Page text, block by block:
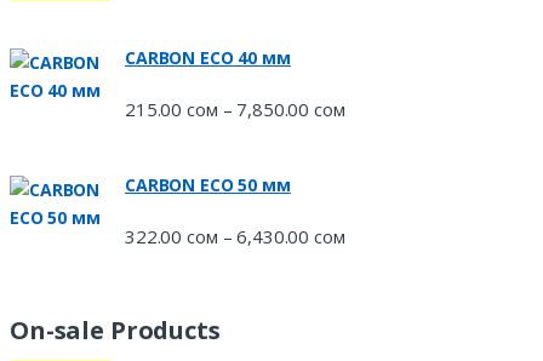
CARBON ECO 40 мм
215.00сом – 7,850.00 сомДиапазон
CARBON ECO 50 мм
322.00сом – 6,430.00 сомДиапазон
On-sale Products